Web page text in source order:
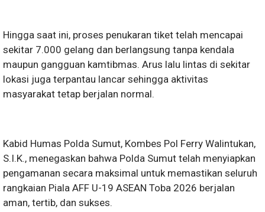
Hingga saat ini, proses penukaran tiket telah mencapai
sekitar 7.000 gelang dan berlangsung tanpa kendala
maupun gangguan kamtibmas. Arus lalu lintas di sekitar
lokasi juga terpantau lancar sehingga aktivitas
masyarakat tetap berjalan normal.
Kabid Humas Polda Sumut, Kombes Pol Ferry Walintukan,
S.I.K., menegaskan bahwa Polda Sumut telah menyiapkan
pengamanan secara maksimal untuk memastikan seluruh
rangkaian Piala AFF U-19 ASEAN Toba 2026 berjalan
aman, tertib, dan sukses.